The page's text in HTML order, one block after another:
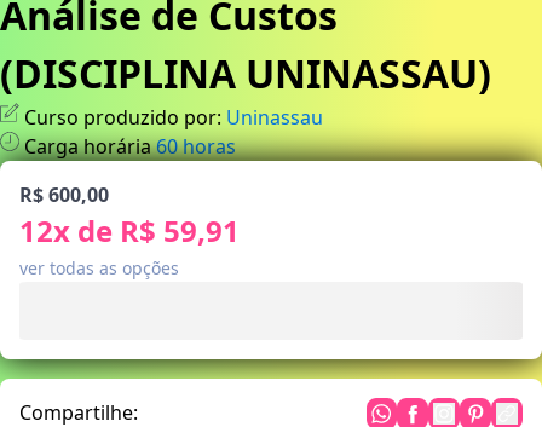
Análise de Custos
(DISCIPLINA UNINASSAU)
Curso produzido por: Uninassau
Carga horária60horas
R$ 600,00
12x de R$ 59,91
ver todas as opções
Compartilhe: